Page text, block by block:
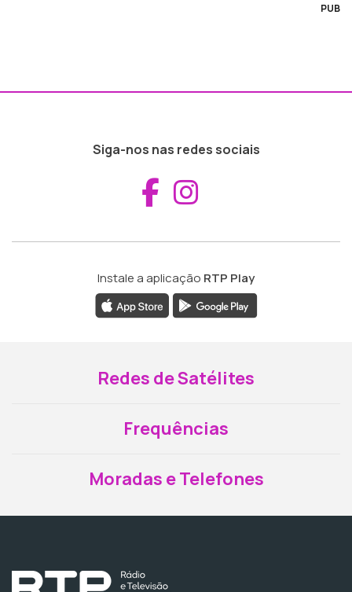
PUB
Siga-nos nas redes sociais
Aceder ao
Instale a aplicação RTP Play
Redes de Satélites
Frequências
Moradas e Telefones